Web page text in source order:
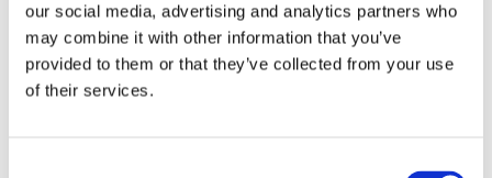
our social media, advertising and analytics partners who
may combine it with other information that you’ve
provided to them or that they’ve collected from your use
of their services.